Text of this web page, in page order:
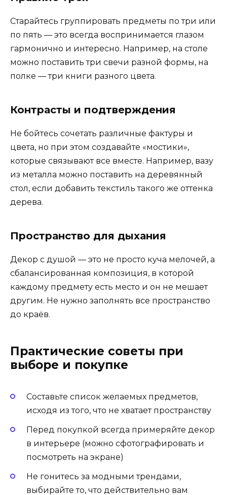
Старайтесь группировать предметы по три или
по пять — это всегда воспринимается глазом
гармонично и интересно. Например, на столе
можно поставить три свечи разной формы, на
полке — три книги разного цвета.
Контрасты и подтверждения
Не бойтесь сочетать различные фактуры и
цвета, но при этом создавайте «мостики»,
которые связывают все вместе. Например, вазу
из металла можно поставить на деревянный
стол, если добавить текстиль такого же оттенка
дерева.
Пространство для дыхания
Декор с душой — это не просто куча мелочей, а
сбалансированная композиция, в которой
каждому предмету есть место и он не мешает
другим. Не нужно заполнять все пространство
до краёв.
Практические советы при
выборе и покупке
Составьте список желаемых предметов,
исходя из того, что не хватает пространству
Перед покупкой всегда примеряйте декор
в интерьере (можно сфотографировать и
посмотреть на экране)
Не гонитесь за модными трендами,
выбирайте то, что действительно вам